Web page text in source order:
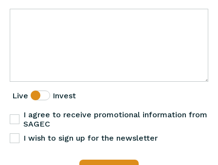
Live Invest
I agree to receive promotional information from
SAGEC
I wish to sign up for the newsletter